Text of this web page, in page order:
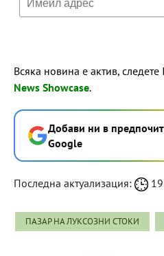
Всяка новина е актив,
News Showcase.
Добави ни в
Google
Последна актуализация:
ПАЗАР НА ЛУКСОЗНИ СТОКИ